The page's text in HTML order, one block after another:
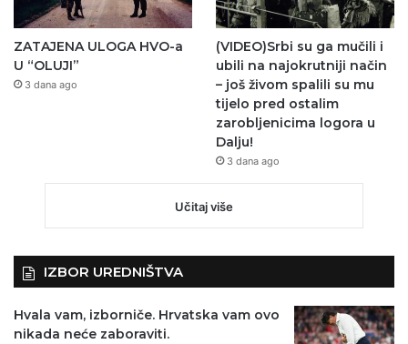
ZATAJENA ULOGA HVO-a
U “OLUJI”
3 dana ago
(VIDEO)Srbi su ga mučili i
ubili na najokrutniji način
– još živom spalili su mu
tijelo pred ostalim
zarobljenicima logora u
Dalju!
3 dana ago
Učitaj više
IZBOR UREDNIŠTVA
Hvala vam, izborniče. Hrvatska vam ovo
nikada neće zaboraviti.